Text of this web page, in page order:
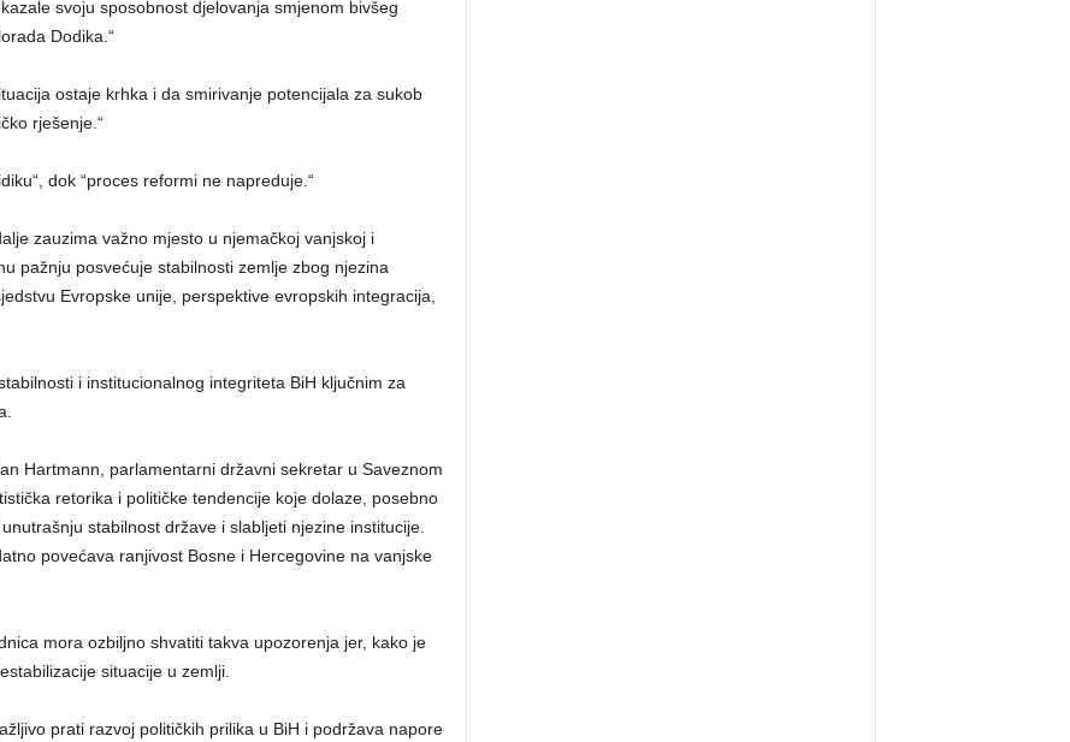
svoju sposobnost djelovanja smjenom bivšeg
Dodika.“
ostaje krhka i da smirivanje potencijala za sukob
rješenje.“
dok “proces reformi ne napreduje.“
zauzima važno mjesto u njemačkoj vanjskoj i
pažnju posvećuje stabilnosti zemlje zbog njezina
Evropske unije, perspektive evropskih integracija,
i institucionalnog integriteta BiH ključnim za
Hartmann, parlamentarni državni sekretar u Saveznom
retorika i političke tendencije koje dolaze, posebno
stabilnost države i slabljeti njezine institucije.
povećava ranjivost Bosne i Hercegovine na vanjske
mora ozbiljno shvatiti takva upozorenja jer, kako je
situacije u zemlji.
prati razvoj političkih prilika u BiH i podržava napore